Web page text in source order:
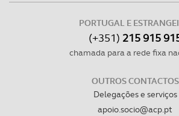
PORTUGAL E
(+351) 215 915
chamada para a rede fixa
OUTROS CONTACTOS
Delegações e serviços
apoio.socio@acp.pt